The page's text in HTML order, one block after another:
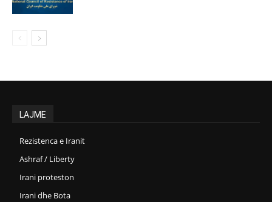
LAJME
Rezistenca e Iranit
Ashraf / Liberty
Irani proteston
Irani dhe Bota